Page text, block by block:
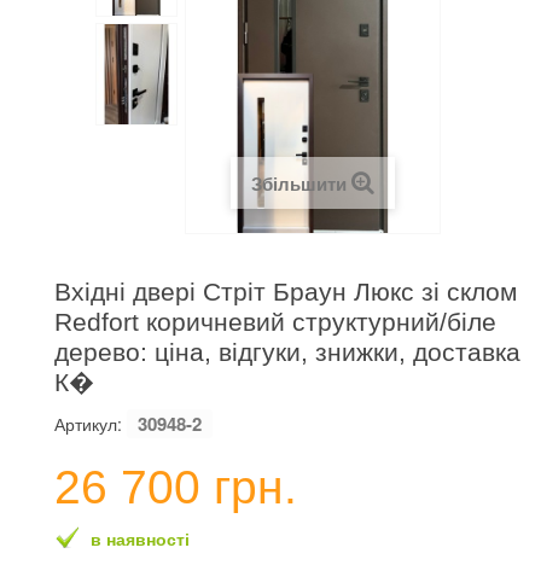
Збільшити
Вхідні двері Стріт Браун Люкс зі склом
Redfort коричневий структурний/біле
дерево: ціна, відгуки, знижки, доставка
К�
Артикул: 30948-2
26 700 грн.
в наявності